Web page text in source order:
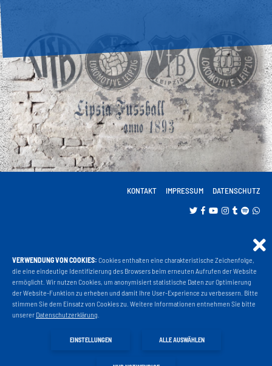
KONTAKT IMPRESSUM DATENSCHUTZ
Projekt Liga 3
Fanshop
VERWENDUNG VON COOKIES: Cookies enthalten eine charakteristische Zeichenfolge,
die eine eindeutige Identifizierung des Browsers beim erneuten Aufrufen der Website
ermöglicht. Wir nutzen Cookies, um anonymisiert statistische Daten zur Optimierung
der Website-Funktion zu erheben und damit Ihre User-Experience zu verbessern. Bitte
stimmen Sie dem Einsatz von Cookies zu. Weitere Informationen entnehmen Sie bitte
unserer Datenschutzerklärung
EINSTELLUNGEN ALLE AUSWÄHLEN